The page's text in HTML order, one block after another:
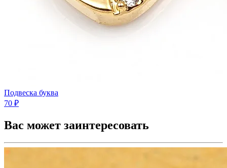
Подвеска буква
70 ₽
Вас может заинтересовать